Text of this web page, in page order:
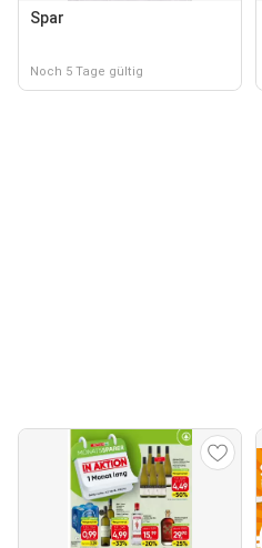
Spar
Noch 5 Tage gültig